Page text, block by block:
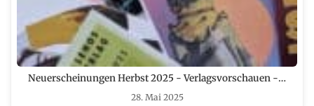
Neuerscheinungen Herbst 2025 - Verlagsvorschauen -…
28. Mai 2025